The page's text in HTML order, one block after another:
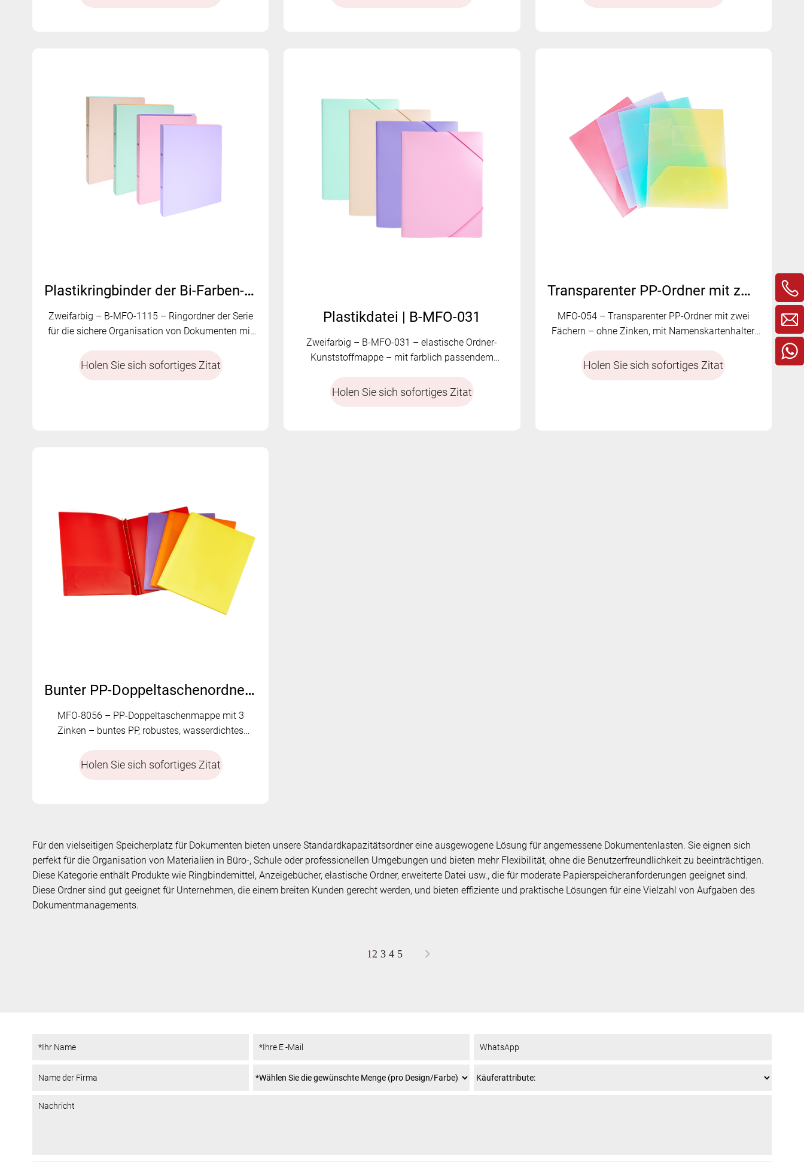
Plastikringbinder der Bi-Farben-Serie | B-MFO-1115
Zweifarbig – B-MFO-1115 – Ringordner der Serie
für die sichere Organisation von Dokumenten mit
Holen Sie sich sofortiges Zitat
Plastikdatei | B-MFO-031
Zweifarbig – B-MFO-031 – elastische Ordner-
Kunststoffmappe – mit farblich passendem
Holen Sie sich sofortiges Zitat
Transparenter PP-Ordner mit zwei Fächern und Steckplatz für Visitenkarten | MFO-054
MFO-054 – Transparenter PP-Ordner mit zwei
Fächern – ohne Zinken, mit Namenskartenhalter,
Holen Sie sich sofortiges Zitat
Bunter PP-Doppeltaschenordner mit 3 Zinken | MFO-8056
MFO-8056 – PP-Doppeltaschenmappe mit 3
Zinken – buntes PP, robustes, wasserdichtes
Holen Sie sich sofortiges Zitat
Für den vielseitigen Speicherplatz für Dokumenten bieten unsere Standardkapazitätsordner eine ausgewogene Lösung für angemessene Dokumentenlasten. Sie eignen sich
perfekt für die Organisation von Materialien in Büro-, Schule oder professionellen Umgebungen und bieten mehr Flexibilität, ohne die Benutzerfreundlichkeit zu beeinträchtigen.
Diese Kategorie enthält Produkte wie Ringbindemittel, Anzeigebücher, elastische Ordner, erweiterte Datei usw., die für moderate Papierspeicheranforderungen geeignet sind.
Diese Ordner sind gut geeignet für Unternehmen, die einem breiten Kunden gerecht werden, und bieten effiziente und praktische Lösungen für eine Vielzahl von Aufgaben des
Dokumentmanagements.
12 3 4 5 >